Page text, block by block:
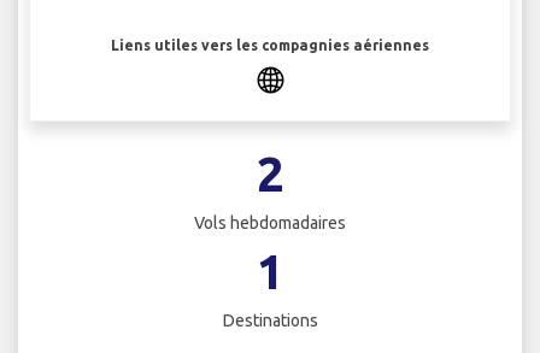
Liens utiles vers les compagnies aériennes
2
Vols hebdomadaires
1
Destinations